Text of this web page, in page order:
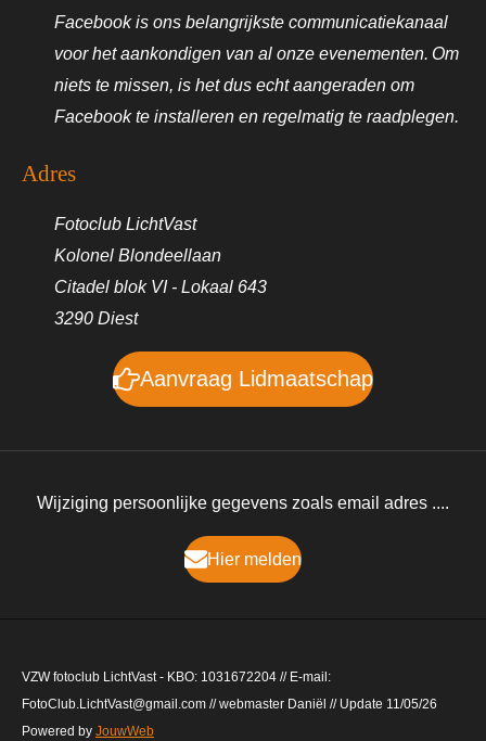
Facebook is ons belangrijkste communicatiekanaal
voor het aankondigen van al onze evenementen. Om
niets te missen, is het dus echt aangeraden om
Facebook te installeren en regelmatig te raadplegen.
Adres
Fotoclub LichtVast
Kolonel Blondeellaan
Citadel blok VI - Lokaal 643
3290 Diest
Aanvraag Lidmaatschap
Wijziging persoonlijke gegevens zoals email adres ....
Hier melden
VZW fotoclub LichtVast - KBO: 1031672204 // E-mail:
FotoClub.LichtVast@gmail.com // webmaster Daniël // Update 11/05/26
Powered by JouwWeb